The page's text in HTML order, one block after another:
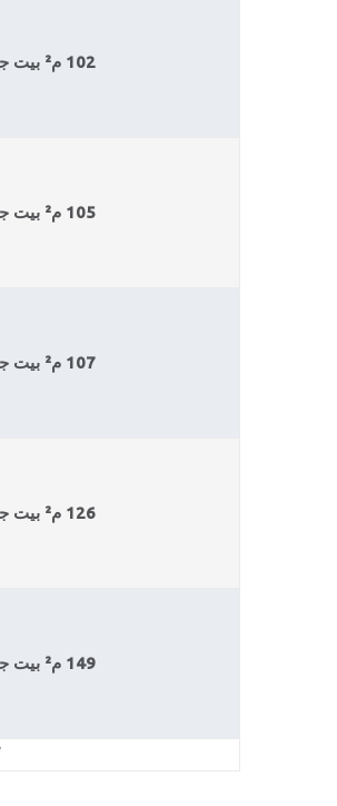
102 م² بيت جاهز
105 م² بيت جاهز
107 م² بيت جاهز
126 م² بيت جاهز
149 م² بيت جاهز